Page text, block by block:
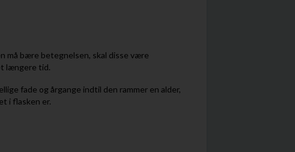
må bære betegnelsen, skal disse være
længere tid.
fade og årgange indtil den rammer en alder,
i flasken er.